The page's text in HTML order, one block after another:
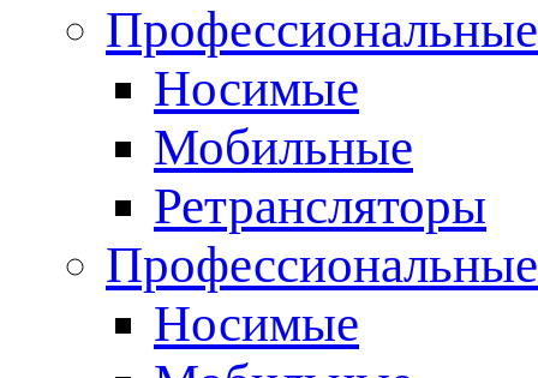
Носимые
Мобильные
Ретрансляторы
Носимые